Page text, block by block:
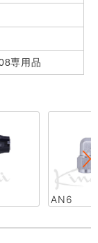
専用品
AN6